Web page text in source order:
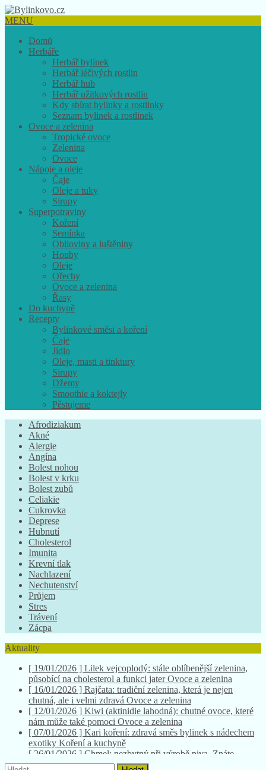
MENU
Domů
Herbáře
Herbář bylinek
Herbář léčivých rostlin
Herbář hub
Herbář užitkových rostlin
Kdy sbírat bylinky a rostlinky
Seznam bylinek a rostlinek
Ovoce a zelenina
Tropické ovoce
Zelenina
Ovoce
Nápoje a oleje
Čaje
Oleje a tuky
Sirupy
Superpotraviny
Koření
Semínka
Obiloviny a luštěniny
Houby
Oleje
Ořechy
Ovoce a zelenina
Řasy
Do kuchyně
Recepty
Bylinkové směsi a koření
Čaje
Jídlo
Oleje, masti a tinktury
Sirupy
Džemy
Smoothie a koktejly
Pěstujeme
Afrodiziakum
Akné
Alergie
Angína
Bolest nohou
Bolest v krku
Bolest zubů
Celiakie
Cukrovka
Deprese
Hubnutí
Cholesterol
Imunita
Krevní tlak
Nachlazení
Nechutenství
Průjem
Stres
Trávení
Zácpa
Aktuality
[ 19/01/2026 ] Lilek vejcoplodý: stále oblíbenější zelenina,
působící na cholesterol a funkci jaterOvoce a zelenina
[ 16/01/2026 ] Rajčata: tradiční zelenina, která je nejen
chutná, ale i velmi zdravá Ovoce a zelenina
[ 12/01/2026 ] Kiwi (aktinidie lahodná): chutné ovoce, které
nám může také pomoci Ovoce a zelenina
[ 07/01/2026 ] Kari koření: zdravá směs bylinek s nádechem
exotiky Koření a kuchyně
[ 26/01/2026 ] Chmel: nezbytný při výrobě piva. Znáte
všechny jeho účinky na zdraví?